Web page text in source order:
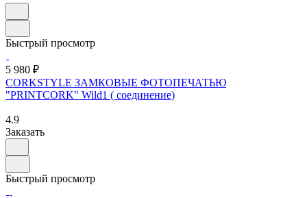
Быстрый просмотр
5 980 ₽
CORKSTYLE ЗАМКОВЫЕ ФОТОПЕЧАТЬЮ
"PRINTCORK" Wild1 ( соединение)
4.9
Заказать
Быстрый просмотр